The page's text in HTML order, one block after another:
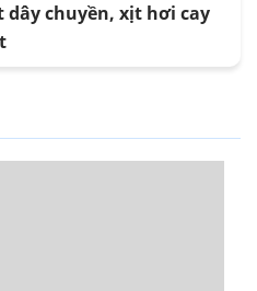
chuyền, xịt hơi cay